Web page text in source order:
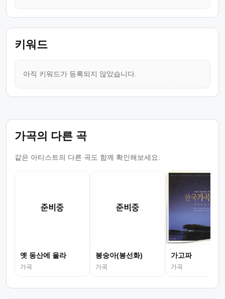
키워드
아직 키워드가 등록되지 않았습니다.
가곡의 다른 곡
같은 아티스트의 다른 곡도 함께 확인해보세요.
옛 동산에 올라
가곡
봉숭아(봉선화)
가곡
가고파
가곡